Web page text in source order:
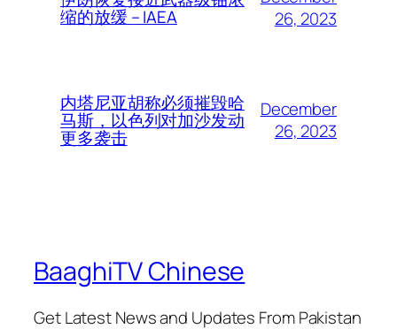
缩的放缓 – IAEA
26, 2023
内塔尼亚胡称必须摧毁哈
马斯，以色列对加沙发动
更多袭击
December
26, 2023
BaaghiTV Chinese
Get Latest News and Updates From Pakistan